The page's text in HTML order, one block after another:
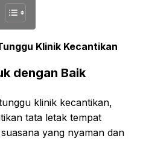
Klinik Kecantikan
dengan Baik
klinik kecantikan,
tata letak tempat
yang nyaman dan